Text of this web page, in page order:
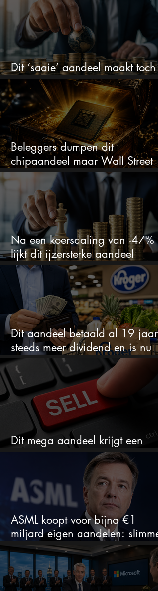
Dit ‘saaie’ aandeel maakt toch
bizar veel winst
Beleggers dumpen dit
chipaandeel maar Wall Street
ziet een zeldzame koopkans
Na een koersdaling van -47%
lijkt dit ijzersterke aandeel
aantrekkelijker dan ooit
Dit aandeel betaald al 19 jaar
steeds meer dividend en is nu
goedkoop
Dit mega aandeel krijgt een
zeldzaam verkoopadvies
ASML koopt voor bijna €1
miljard eigen aandelen: slimme
zet of dure timing?